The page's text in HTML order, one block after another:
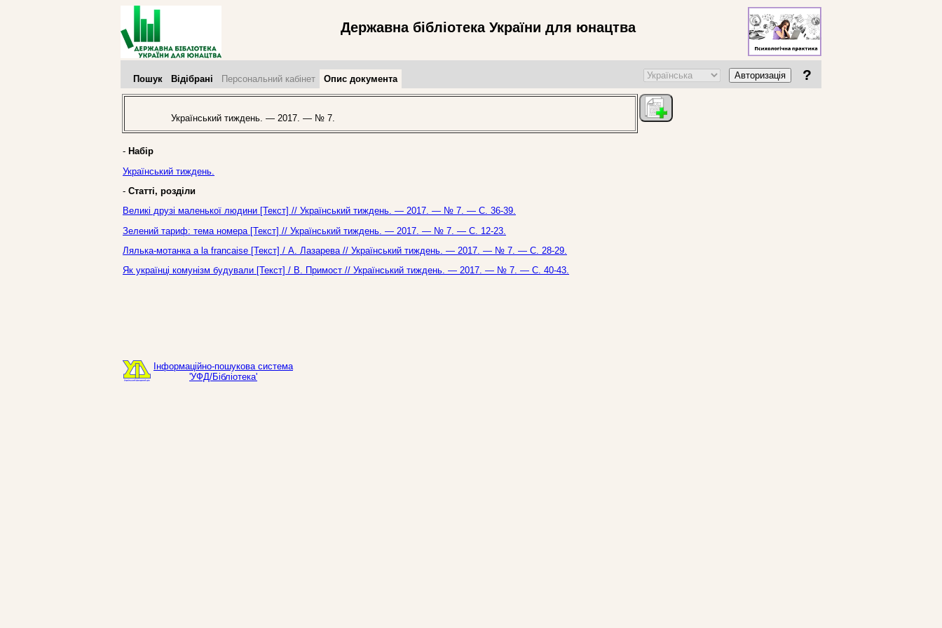
Державна бібліотека України для юнацтва
Пошук Відібрані Персональний кабінет Опис документа Авторизація ?
Український тиждень. — 2017. — № 7.
- Набір
Український тиждень.
- Статті, розділи
Великі друзі маленької людини [Текст] // Український тиждень. — 2017. — № 7. — С. 36-39.
Зелений тариф: тема номера [Текст] // Український тиждень. — 2017. — № 7. — С. 12-23.
Лялька-мотанка a la francaise [Текст] / А. Лазарева // Український тиждень. — 2017. — № 7. — С. 28-29.
Як українці комунізм будували [Текст] / В. Примост // Український тиждень. — 2017. — № 7. — С. 40-43.
Інформаційно-пошукова система
'УФД/Бібліотека'